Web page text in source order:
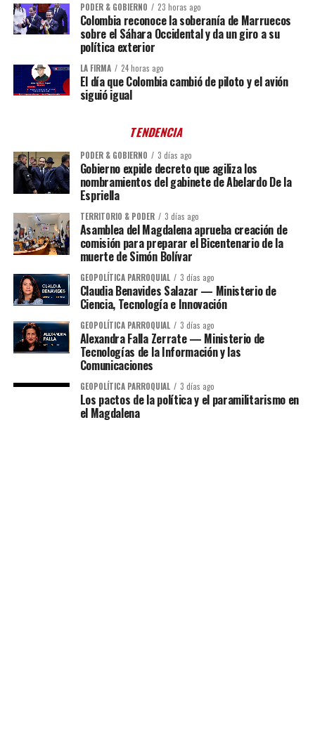
PODER & GOBIERNO 23 horas ago
Colombia reconoce la soberanía de Marruecos
sobre el Sáhara Occidental y da un giro a su
política exterior
LA FIRMA 24 horas ago
El día que Colombia cambió de piloto y el avión
siguió igual
TENDENCIA
PODER & GOBIERNO 3 días ago
Gobierno expide decreto que agiliza los
nombramientos del gabinete de Abelardo De la
Espriella
TERRITORIO & PODER 3 días ago
Asamblea del Magdalena aprueba creación de
comisión para preparar el Bicentenario de la
muerte de Simón Bolívar
GEOPOLÍTICA PARROQUIAL 3 días ago
Claudia Benavides Salazar — Ministerio de
Ciencia, Tecnología e Innovación
GEOPOLÍTICA PARROQUIAL 3 días ago
Alexandra Falla Zerrate — Ministerio de
Tecnologías de la Información y las
Comunicaciones
GEOPOLÍTICA PARROQUIAL 3 días ago
Los pactos de la política y el paramilitarismo en
el Magdalena